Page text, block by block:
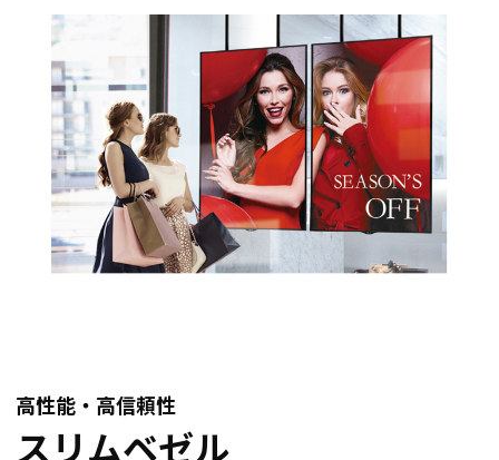
高性能・高信頼性
スリムベゼル